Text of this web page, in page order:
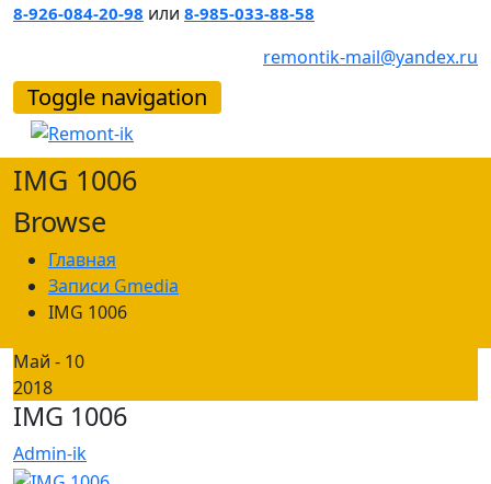
8-926-084-20-98 или 8-985-033-88-58
remontik-mail@yandex.ru
Toggle navigation
IMG 1006
Browse
Главная
Записи Gmedia
IMG 1006
Май - 10
2018
IMG 1006
Admin-ik